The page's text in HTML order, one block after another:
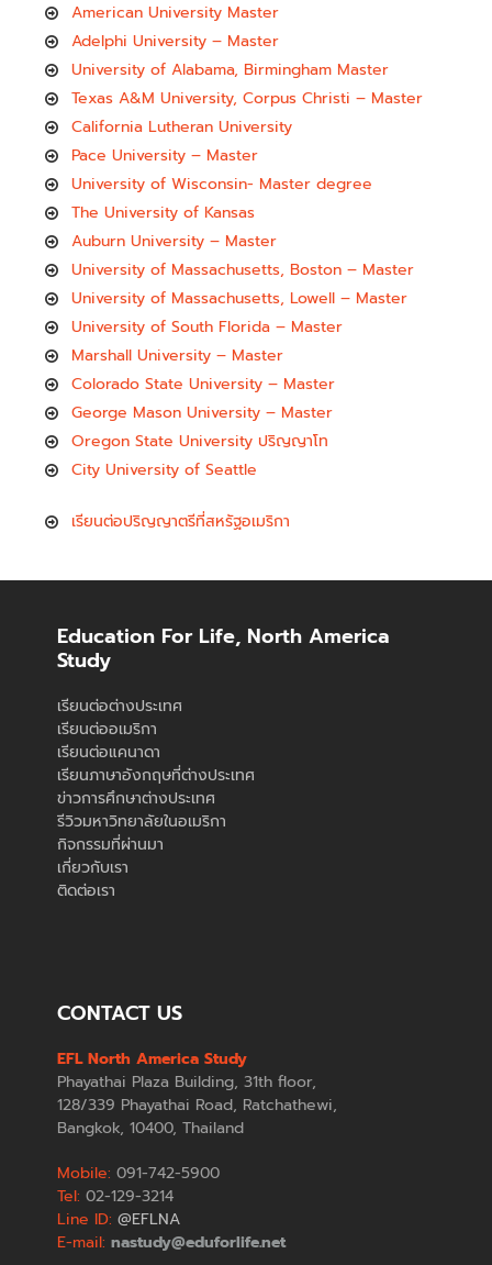
American University Master
Adelphi University – Master
University of Alabama, Birmingham Master
Texas A&M University, Corpus Christi – Master
California Lutheran University
Pace University – Master
University of Wisconsin- Master degree
The University of Kansas
Auburn University – Master
University of Massachusetts, Boston – Master
University of Massachusetts, Lowell – Master
University of South Florida – Master
Marshall University – Master
Colorado State University – Master
George Mason University – Master
Oregon State University ปริญญาโท
City University of Seattle
เรียนต่อปริญญาตรีที่สหรัฐอเมริกา
Education For Life, North America
Study
เรียนต่อต่างประเทศ
เรียนต่ออเมริกา
เรียนต่อแคนาดา
เรียนภาษาอังกฤษที่ต่างประเทศ
ข่าวการศึกษาต่างประเทศ
รีวิวมหาวิทยาลัยในอเมริกา
กิจกรรมที่ผ่านมา
เกี่ยวกับเรา
ติดต่อเรา
CONTACT US
EFL North America Study
Phayathai Plaza Building, 31th floor,
128/339 Phayathai Road, Ratchathewi,
Bangkok, 10400, Thailand
Mobile: 091-742-5900
Tel: 02-129-3214
Line ID: @EFLNA
E-mail: nastudy@eduforlife.net